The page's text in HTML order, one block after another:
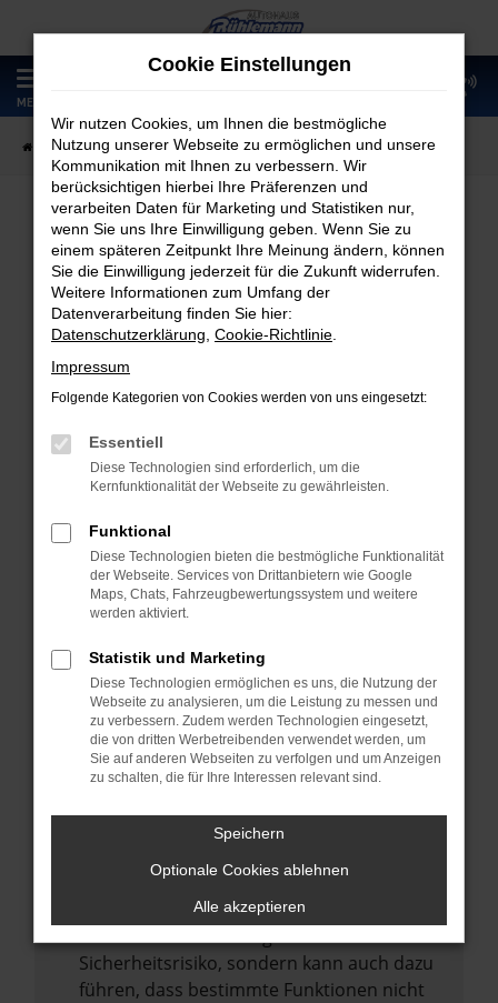
Zum
Hauptinhalt
springen
MENÜ
Startseite Fahrzeugangebote Fahrzeugmarkt
Fahrzeugmarkt
Fehler: Network Error
Beim Laden ist ein Fehler aufgetreten.
Hier sind ein paar Tipps, die dir helfen können:
Überprüfe deine Firewall und deine
Laden andere Webseiten, zum Beispiel
deine Suchmaschine?
Prüfe deine Browsererweiterungen.
Manche Erweiterungen, wie Werbeblocker,
können das Laden bestimmter Seiten
verhindern. Funktioniert die Seite in einem
anderen Browser oder in einem privaten
Fenster?
Starte dein Gerät neu.
vorübergehende Probleme zu beheben.
Betriebssystem auf dem neuesten Stand
Veraltete Software birgt nicht nur ein
Sicherheitsrisiko, sondern kann auch dazu
führen, dass bestimmte Funktionen nicht
Cookie Einstellungen
Wir nutzen Cookies, um Ihnen die bestmögliche
Nutzung unserer Webseite zu ermöglichen und unsere
Kommunikation mit Ihnen zu verbessern. Wir
berücksichtigen hierbei Ihre Präferenzen und
verarbeiten Daten für Marketing und Statistiken nur,
wenn Sie uns Ihre Einwilligung geben. Wenn Sie zu
einem späteren Zeitpunkt Ihre Meinung ändern, können
Sie die Einwilligung jederzeit für die Zukunft widerrufen.
Weitere Informationen zum Umfang der
Datenverarbeitung finden Sie hier:
Datenschutzerklärung Cookie-Richtlinie
Impressum
Folgende Kategorien von Cookies werden von uns eingesetzt:
Essentiell
Diese Technologien sind erforderlich, um die
Kernfunktionalität der Webseite zu gewährleisten.
Funktional
Diese Technologien bieten die bestmögliche Funktionalität
der Webseite. Services von Drittanbietern wie Google
Maps, Chats, Fahrzeugbewertungssystem und weitere
werden aktiviert.
Statistik und Marketing
Diese Technologien ermöglichen es uns, die Nutzung der
Webseite zu analysieren, um die Leistung zu messen und
zu verbessern. Zudem werden Technologien eingesetzt,
die von dritten Werbetreibenden verwendet werden, um
Sie auf anderen Webseiten zu verfolgen und um Anzeigen
zu schalten, die für Ihre Interessen relevant sind.
Speichern
Optionale Cookies ablehnen
Alle akzeptieren